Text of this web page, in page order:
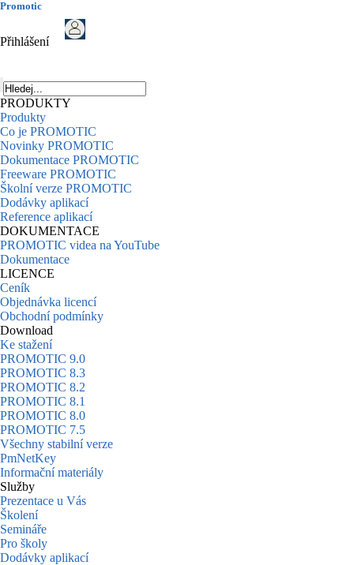
Promotic
Přihlášení
PRODUKTY
Produkty
Co je PROMOTIC
Novinky PROMOTIC
Dokumentace PROMOTIC
Freeware PROMOTIC
Školní verze PROMOTIC
Dodávky aplikací
Reference aplikací
DOKUMENTACE
PROMOTIC videa na YouTube
Dokumentace
LICENCE
Ceník
Objednávka licencí
Obchodní podmínky
Download
Ke stažení
PROMOTIC 9.0
PROMOTIC 8.3
PROMOTIC 8.2
PROMOTIC 8.1
PROMOTIC 8.0
PROMOTIC 7.5
Všechny stabilní verze
PmNetKey
Informační materiály
Služby
Prezentace u Vás
Školení
Semináře
Pro školy
Dodávky aplikací